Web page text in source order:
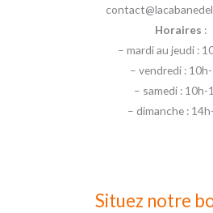
Horaires :
– mardi au jeudi :
– vendredi :
– samedi : 10h-
– dimanche :
Situez notre